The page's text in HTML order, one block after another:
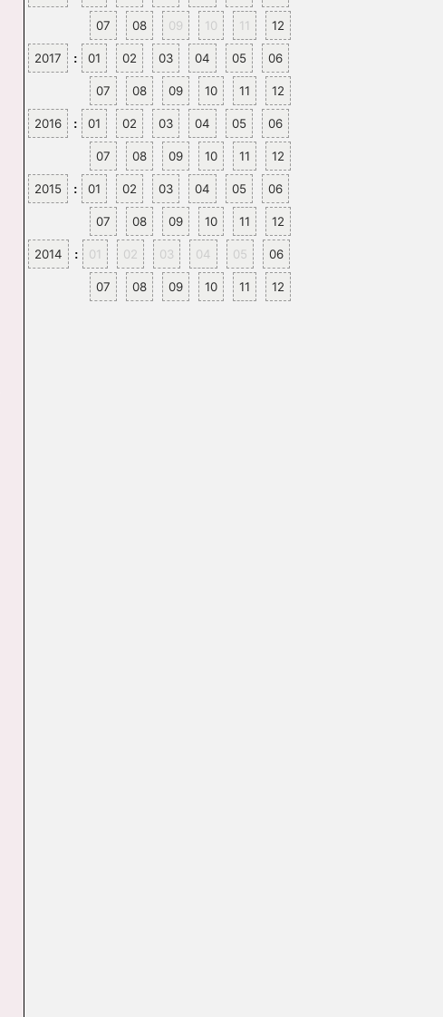
07 08 09 10 11 12
2017 : 01 02 03 04 05 06
07 08 09 10 11 12
2016 : 01 02 03 04 05 06
07 08 09 10 11 12
2015 : 01 02 03 04 05 06
07 08 09 10 11 12
2014 : 01 02 03 04 05 06
07 08 09 10 11 12